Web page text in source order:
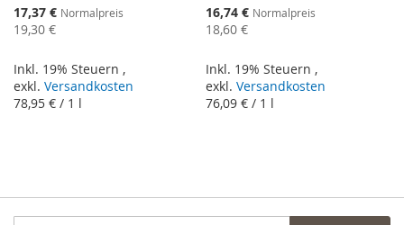
Sonderangebot
17,37 € Normalpreis
19,30 €
Inkl. 19% Steuern ,
exkl. Versandkosten
78,95 € / 1 l
Sonderangebot
16,74 € Normalpreis
18,60 €
Inkl. 19% Steuern ,
exkl.Versandkosten
76,09 € / 1 l